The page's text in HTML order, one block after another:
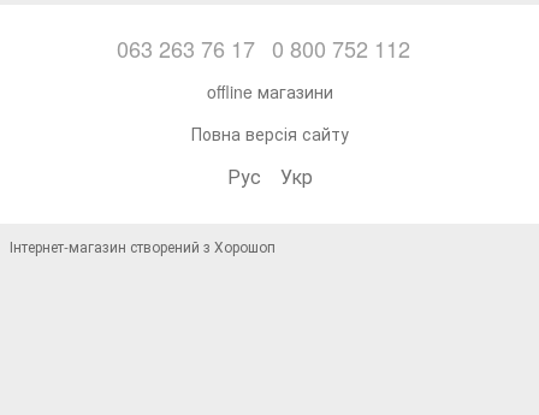
063 263 76 17 0 800 752 112
offline магазини
Повна версія сайту
Рус Укр
Інтернет-магазин створений з Хорошоп